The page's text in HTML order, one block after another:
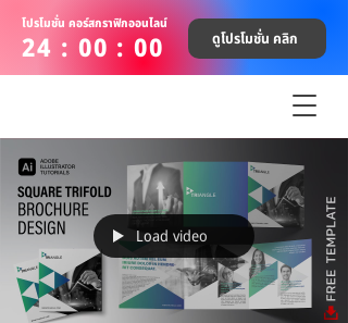
โปรโมชั่น คอร์สกราฟิกออนไลน์
24 : 00 : 00 ดูโปรโมชั่น คลิก
Load video